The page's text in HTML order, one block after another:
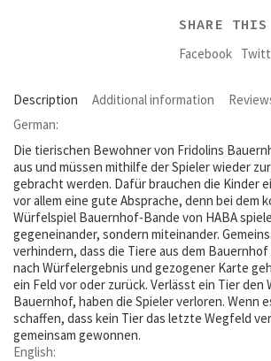
SHARE
Facebook
Description Additional information
German:
Die tierischen Bewohner von Fridolins
aus und müssen mithilfe der Spieler wieder
gebracht werden. Dafür brauchen die Kinder
vor allem eine gute Absprache, denn bei dem
Würfelspiel Bauernhof-Bande von HABA
gegeneinander, sondern miteinander.
verhindern, dass die Tiere aus dem
nach Würfelergebnis und gezogener Karte
ein Feld vor oder zurück. Verlässt ein Tier den
Bauernhof, haben die Spieler verloren. Wenn
schaffen, dass kein Tier das letzte Wegfeld
gemeinsam gewonnen.
English: